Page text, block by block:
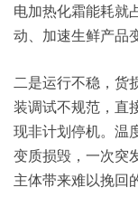
电加热化霜能耗就
动、加速生鲜产品
二是运行不稳，货
装调试不规范，直
现非计划停机。温
变质损毁，一次突
主体带来难以挽回